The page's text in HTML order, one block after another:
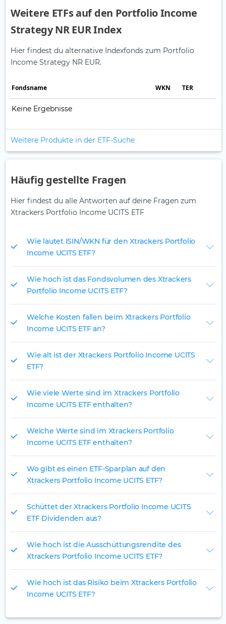
Weitere ETFs auf den Portfolio Income
Strategy NR EUR Index
Hier findest du alternative Indexfonds zum Portfolio
Income Strategy NR EUR.
Fonds­name WKN TER
Keine Ergebnisse
Weitere Produkte in der ETF-Suche
Häufig gestellte Fragen
Hier findest du alle Antworten auf deine Fragen zum
Xtrackers Portfolio Income UCITS ETF
Wie lautet ISIN/WKN für den Xtrackers Portfolio
Income UCITS ETF?
Wie hoch ist das Fondsvolumen des Xtrackers
Portfolio Income UCITS ETF?
Welche Kosten fallen beim Xtrackers Portfolio
Income UCITS ETF an?
Wie alt ist der Xtrackers Portfolio Income UCITS
ETF?
Wie viele Werte sind im Xtrackers Portfolio
Income UCITS ETF enthalten?
Welche Werte sind im Xtrackers Portfolio
Income UCITS ETF enthalten?
Wo gibt es einen ETF-Sparplan auf den
Xtrackers Portfolio Income UCITS ETF?
Schüttet der Xtrackers Portfolio Income UCITS
ETF Dividenden aus?
Wie hoch ist die Ausschüttungsrendite des
Xtrackers Portfolio Income UCITS ETF?
Wie hoch ist das Risiko beim Xtrackers Portfolio
Income UCITS ETF?